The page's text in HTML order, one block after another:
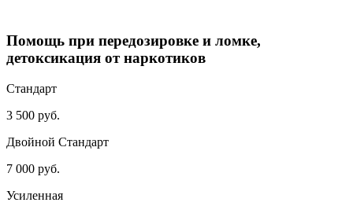
Помощь при передозировке и ломке,
детоксикация от наркотиков
Стандарт
3 500 руб.
Двойной Стандарт
7 000 руб.
Усиленная